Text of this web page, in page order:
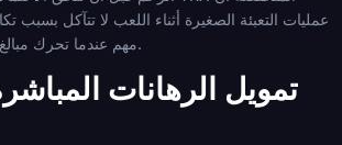
عمليات التعبئة الصغيرة أثناء اللعب لا تتآكل بسبب
مهم عندما تحرك مبالغ متواضعة بين المراكز.
تمويل الرهانات